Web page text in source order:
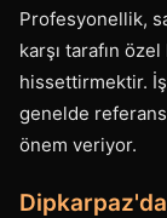
Profesyonellik,
karşı tarafın
hissettirmektir.
genelde
önem veriyor.